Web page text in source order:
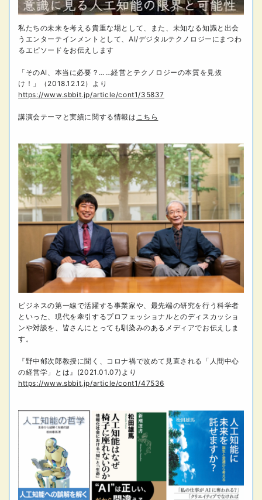
私たちの未来を考える貴重な場として、また、未知なる知識と出会
うエンターテインメントとして、AI/デジタルテクノロジーにまつわ
るエピソードをお伝えします
「そのAI、本当に必要？……経営とテクノロジーの本質を見抜
け！」（2018.12.12）より
https://www.sbbit.jp/article/cont1/35837
講演会テーマと実績に関する情報は こちら
ビジネスの第一線で活躍する事業家や、最先端の研究を行う科学者
といった、現代を牽引するプロフェッショナルとのディスカッショ
ンや対談を、皆さんにとっても馴染みのあるメディアでお伝えしま
す。
『野中郁次郎教授に聞く、コロナ禍で改めて見直される「人間中心
の経営学」とは』(2021.01.07)より
https://www.sbbit.jp/article/cont1/47536